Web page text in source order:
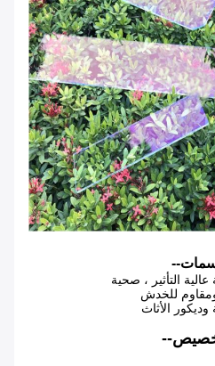
التأثير ، صحية
للخدش
الأثاث